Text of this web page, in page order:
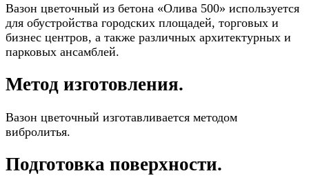
Вазон цветочный из бетона «Олива 500» используется
для обустройства городских площадей, торговых и
бизнес центров, а также различных архитектурных и
парковых ансамблей.
Метод изготовления.
Вазон цветочный изготавливается методом
вибролитья.
Подготовка поверхности.